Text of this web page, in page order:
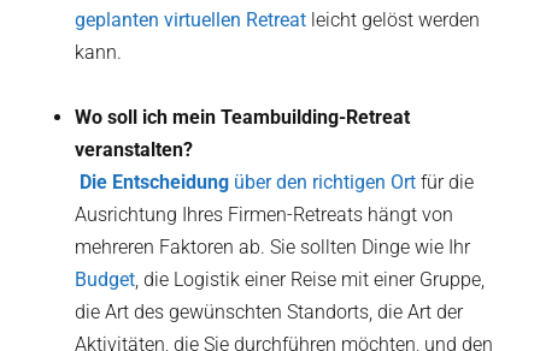
geplanten virtuellen Retreat leicht gelöst werden
kann.
Wo soll ich mein Teambuilding-Retreat
veranstalten?
‍ Die Entscheidung über den richtigen Ort für die
Ausrichtung Ihres Firmen-Retreats hängt von
mehreren Faktoren ab. Sie sollten Dinge wie Ihr
Budget, die Logistik einer Reise mit einer Gruppe,
die Art des gewünschten Standorts, die Art der
Aktivitäten, die Sie durchführen möchten, und den